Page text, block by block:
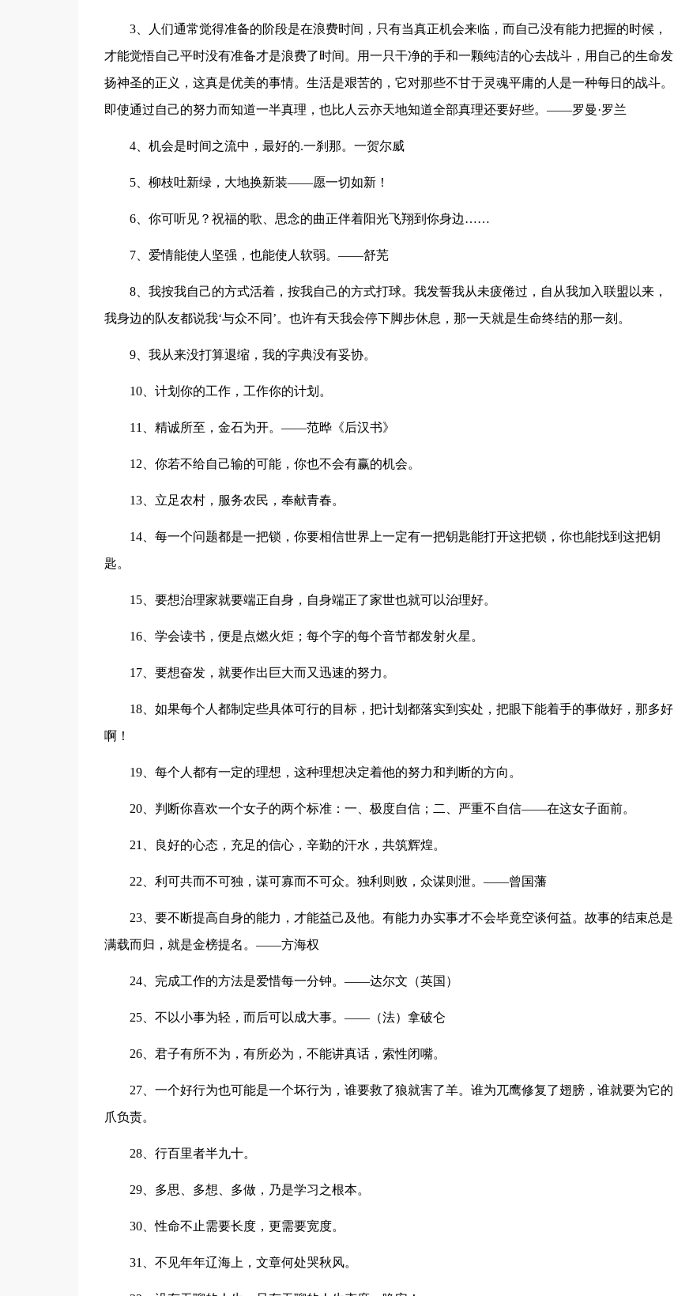
3、人们通常觉得准备的阶段是在浪费时间，只有当真正机会来临，而自己没有能力把握的时候，
才能觉悟自己平时没有准备才是浪费了时间。用一只干净的手和一颗纯洁的心去战斗，用自己的生命发
扬神圣的正义，这真是优美的事情。生活是艰苦的，它对那些不甘于灵魂平庸的人是一种每日的战斗。
即使通过自己的努力而知道一半真理，也比人云亦天地知道全部真理还要好些。——罗曼·罗兰
4、机会是时间之流中，最好的.一刹那。一贺尔威
5、柳枝吐新绿，大地换新装——愿一切如新！
6、你可听见？祝福的歌、思念的曲正伴着阳光飞翔到你身边……
7、爱情能使人坚强，也能使人软弱。——舒芜
8、我按我自己的方式活着，按我自己的方式打球。我发誓我从未疲倦过，自从我加入联盟以来，
我身边的队友都说我‘与众不同’。也许有天我会停下脚步休息，那一天就是生命终结的那一刻。
9、我从来没打算退缩，我的字典没有妥协。
10、计划你的工作，工作你的计划。
11、精诚所至，金石为开。——范晔《后汉书》
12、你若不给自己输的可能，你也不会有赢的机会。
13、立足农村，服务农民，奉献青春。
14、每一个问题都是一把锁，你要相信世界上一定有一把钥匙能打开这把锁，你也能找到这把钥
匙。
15、要想治理家就要端正自身，自身端正了家世也就可以治理好。
16、学会读书，便是点燃火炬；每个字的每个音节都发射火星。
17、要想奋发，就要作出巨大而又迅速的努力。
18、如果每个人都制定些具体可行的目标，把计划都落实到实处，把眼下能着手的事做好，那多好
啊！
19、每个人都有一定的理想，这种理想决定着他的努力和判断的方向。
20、判断你喜欢一个女子的两个标准：一、极度自信；二、严重不自信——在这女子面前。
21、良好的心态，充足的信心，辛勤的汗水，共筑辉煌。
22、利可共而不可独，谋可寡而不可众。独利则败，众谋则泄。——曾国藩
23、要不断提高自身的能力，才能益己及他。有能力办实事才不会毕竟空谈何益。故事的结束总是
满载而归，就是金榜提名。——方海权
24、完成工作的方法是爱惜每一分钟。——达尔文（英国）
25、不以小事为轻，而后可以成大事。——（法）拿破仑
26、君子有所不为，有所必为，不能讲真话，索性闭嘴。
27、一个好行为也可能是一个坏行为，谁要救了狼就害了羊。谁为兀鹰修复了翅膀，谁就要为它的
爪负责。
28、行百里者半九十。
29、多思、多想、多做，乃是学习之根本。
30、性命不止需要长度，更需要宽度。
31、不见年年辽海上，文章何处哭秋风。